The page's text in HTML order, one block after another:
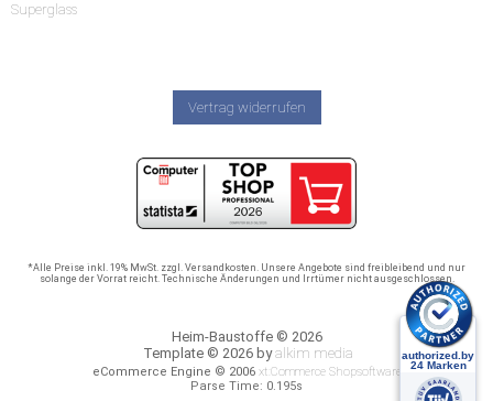
Superglass
Vertrag widerrufen
*Alle Preise inkl. 19% MwSt. zzgl. Versandkosten. Unsere Angebote sind freibleibend und nur
solange der Vorrat reicht. Technische Änderungen und Irrtümer nicht ausgeschlossen.
Heim-Baustoffe © 2026
Template © 2026 byalkim media
eCommerce Engine © 2006 xt:Commerce Shopsoftware
Parse Time: 0.195s